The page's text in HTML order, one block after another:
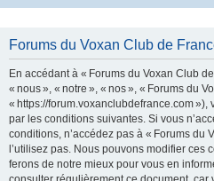
Forums du Voxan Club de
En accédant à « Forums du Voxan Club
« nous », « notre », « nos », « Forums du
« https://forum.voxanclubdefrance.com »),
par les conditions suivantes. Si vous
conditions, n’accédez pas à « Forums du
l’utilisez pas. Nous pouvons modifier ces
ferons de notre mieux pour vous en